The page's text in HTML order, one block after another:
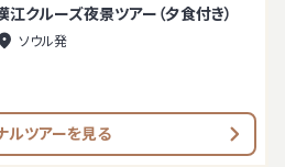
江クルーズ夜景ツアー（夕食付き）
ソウル発
ルツアーを見る